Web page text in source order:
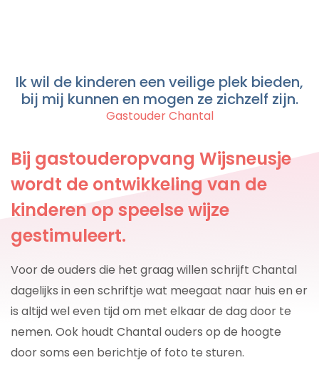
Ik wil de kinderen een veilige plek bieden,
bij mij kunnen en mogen ze zichzelf zijn.
Gastouder Chantal
Bij gastouderopvang Wijsneusje
wordt de ontwikkeling van de
kinderen op speelse wijze
gestimuleert.
Voor de ouders die het graag willen schrijft Chantal
dagelijks in een schriftje wat meegaat naar huis en er
is altijd wel even tijd om met elkaar de dag door te
nemen. Ook houdt Chantal ouders op de hoogte
door soms een berichtje of foto te sturen.